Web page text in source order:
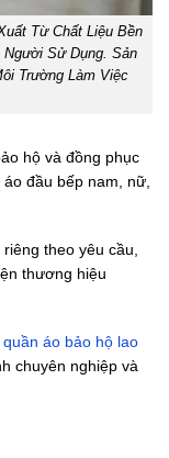
Từ Chất Liệu Bền
Sử Dụng. Sản
Trường Làm Việc
hộ và đồng phục
đầu bếp nam, nữ,
theo yêu cầu,
thương hiệu
quần áo bảo hộ lao
chuyên nghiệp và